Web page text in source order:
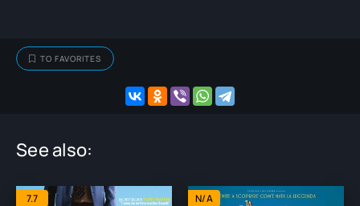
TO FAVORITES
See also:
7.7 N/A